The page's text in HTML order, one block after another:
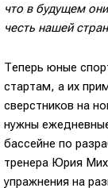
что в будущем
честь нашей
Теперь юные
стартам, а их
сверстников на
нужны
бассейне по
тренера Юрия
упражнения на